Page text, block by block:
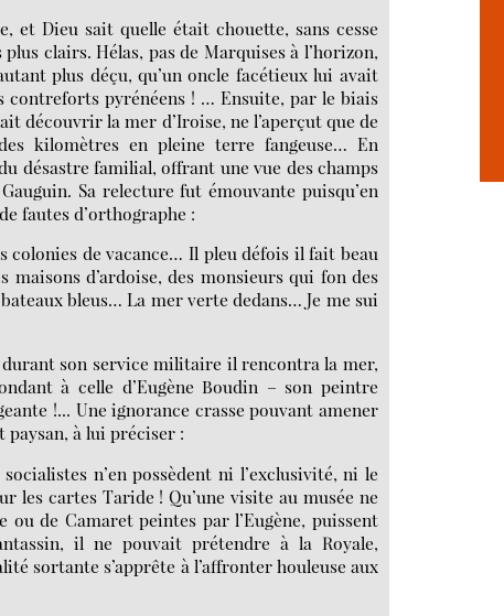
et Dieu sait quelle était chouette, sans cesse
clairs. Hélas, pas de Marquises à l’horizon,
plus déçu, qu’un oncle facétieux lui avait
contreforts pyrénéens ! … Ensuite, par le biais
découvrir la mer d’Iroise, ne l’aperçut que de
kilomètres en pleine terre fangeuse… En
désastre familial, offrant une vue des champs
Sa relecture fut émouvante puisqu’en
fautes d’orthographe :
colonies de vacance… Il pleu défois il fait beau
d’ardoise, des monsieurs qui fon des
bleus… La mer verte dedans… Je me sui
durant son service militaire il rencontra la mer,
à celle d’Eugène Boudin – son peintre
!... Une ignorance crasse pouvant amener
paysan, à lui préciser :
n’en possèdent ni l’exclusivité, ni le
les cartes Taride ! Qu’une visite au musée ne
de Camaret peintes par l’Eugène, puissent
il ne pouvait prétendre à la Royale,
sortante s’apprête à l’affronter houleuse aux